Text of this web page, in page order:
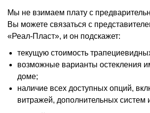
Мы не взимаем плату с
Вы можете связаться с
«Реал-Пласт», и он подскажет:
текущую стоимость
возможные варианты остекления
доме;
наличие всех доступных опций,
витражей, дополнительных систем